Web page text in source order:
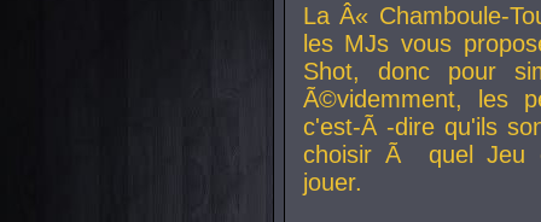
La Â« Chamboule-
les MJs vous
Shot, donc pour
Ã©videmment, les
c'est-Ã -dire qu'ils
choisir Ã quel Jeu
jouer.